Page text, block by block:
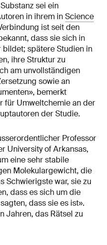
sei ein
in ihrem inScience
ist seit den
dass sie sich in
spätere Studien in
ihre Struktur zu
am unvollständigen
sowie an
bemerkt
für Umweltchemie an der
der Studie.
Professor
University of Arkansas,
eine sehr stabile
Molekulargewicht, die
Schwierigste war, sie zu
dass es sich um die
dass sie es ist».
Jahren, das Rätsel zu